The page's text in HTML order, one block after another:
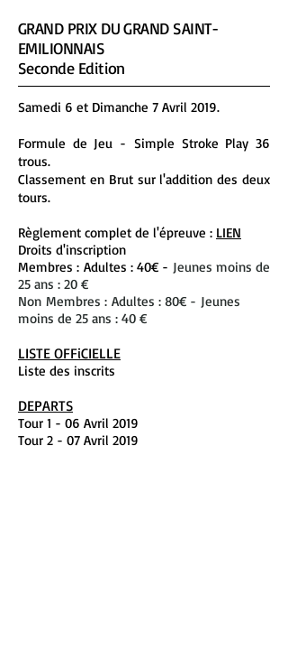
GRAND PRIX DU GRAND SAINT-
EMILIONNAIS
Seconde Edition
Samedi 6 et Dimanche 7 Avril 2019.
Formule de Jeu - Simple Stroke Play 36
trous.
Classement en Brut sur l'addition des deux
tours.
Règlement complet de l'épreuve : LIEN
Droits d'inscription
Membres : Adultes : 40€ - Jeunes moins de
25 ans : 20 €
Non Membres : Adultes : 80€ - Jeunes
moins de 25 ans : 40 €
LISTE OFFiCIELLE
Liste des inscrits
DEPARTS
Tour 1 - 06 Avril 2019
Tour 2 - 07 Avril 2019